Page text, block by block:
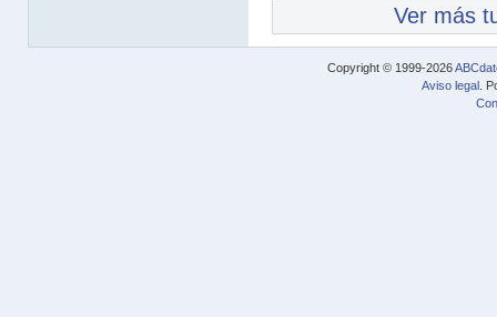
Ver más
Copyright © 1999-2026
Aviso legal .